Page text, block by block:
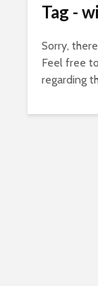
Tag -
Sorry,
Feel free
regarding